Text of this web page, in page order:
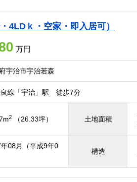
4LDｋ・空家・即入居可）
万円
宇治市宇治若森
線「宇治」駅 徒歩7分
2 （26.33坪） 土地面積
08月（平成9年0
構造